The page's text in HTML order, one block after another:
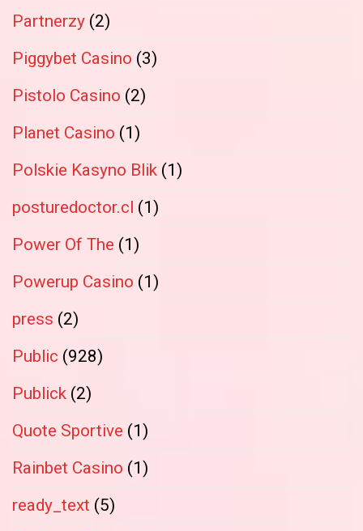
Partnerzy (2)
Piggybet Casino (3)
Pistolo Casino (2)
Planet Casino (1)
Polskie Kasyno Blik (1)
posturedoctor.cl (1)
Power Of The (1)
Powerup Casino (1)
press (2)
Public (928)
Publick (2)
Quote Sportive (1)
Rainbet Casino (1)
ready_text (5)